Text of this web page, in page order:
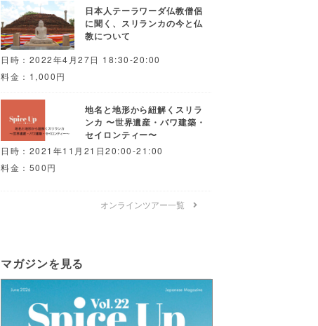
日本人テーラワーダ仏教僧侶
に聞く、スリランカの今と仏
教について
日時：2022年4月27日 18:30-20:00
料金：1,000円
地名と地形から紐解くスリラ
ンカ 〜世界遺産・バワ建築・
セイロンティー〜
日時：2021年11月21日20:00-21:00
料金：500円
オンラインツアー一覧
マガジンを見る